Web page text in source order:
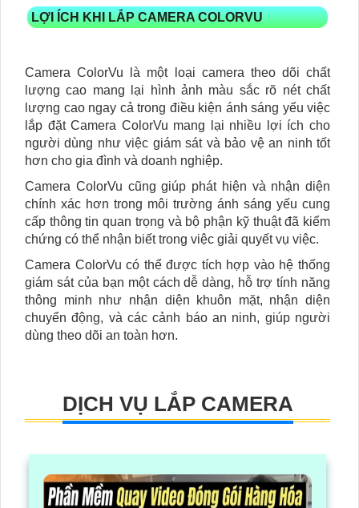
LỢI ÍCH KHI LẮP CAMERA COLORVU
Camera ColorVu là một loại camera theo dõi chất
lượng cao mang lại hình ảnh màu sắc rõ nét chất
lượng cao ngay cả trong điều kiện ánh sáng yếu việc
lắp đặt Camera ColorVu mang lại nhiều lợi ích cho
người dùng như việc giám sát và bảo vệ an ninh tốt
hơn cho gia đình và doanh nghiệp.
Camera ColorVu cũng giúp phát hiện và nhận diện
chính xác hơn trong môi trường ánh sáng yếu cung
cấp thông tin quan trọng và bộ phận kỹ thuật đã kiểm
chứng có thể nhận biết trong việc giải quyết vụ việc.
Camera ColorVu có thể được tích hợp vào hệ thống
giám sát của bạn một cách dễ dàng, hỗ trợ tính năng
thông minh như nhận diện khuôn mặt, nhận diện
chuyển động, và các cảnh báo an ninh, giúp người
dùng theo dõi an toàn hơn.
DỊCH VỤ LẮP CAMERA